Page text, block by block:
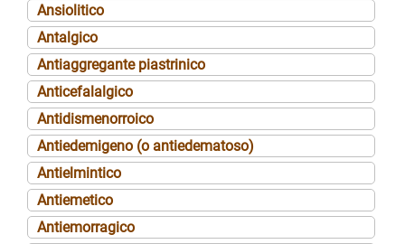
Ansiolitico
Antalgico
Antiaggregante piastrinico
Anticefalalgico
Antidismenorroico
Antiedemigeno (o antiedematoso)
Antielmintico
Antiemetico
Antiemorragico